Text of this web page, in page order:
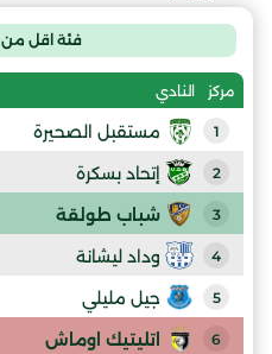
فئة اقل من 13سنة (د )
مركز النادي
1 مستقبل الصحيرة
2 إتحاد بسكرة
3 شباب طولقة
4 وداد ليشانة
5 جيل مليلي
6 اتليتيك اوماش